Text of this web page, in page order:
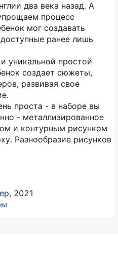
два века назад. А
процесс
мог создавать
ранее лишь
уникальной простой
создает сюжеты,
развивая свое
проста - в наборе вы
- металлизированное
и контурным рисунком
Разнообразие рисунков
, 2021